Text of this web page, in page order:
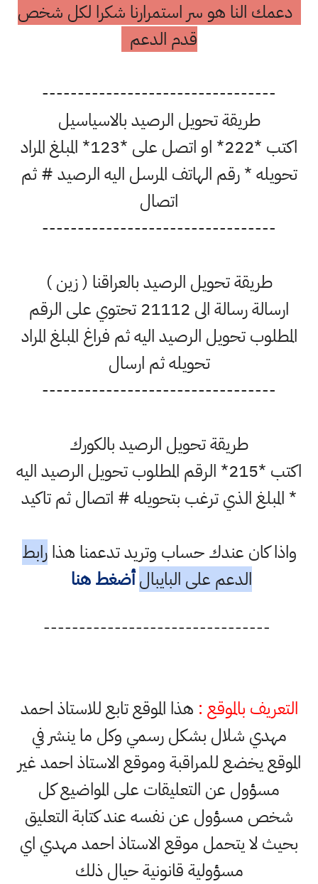
دعمك النا هو سر استمرارنا شكرا لكل شخص
قدم الدعم
---------------------------------
طريقة تحويل الرصيد بالاسياسيل
اكتب *222* او اتصل على *123* المبلغ المراد
تحويله * رقم الهاتف المرسل اليه الرصيد # ثم
اتصال
---------------------------------
طريقة تحويل الرصيد بالعراقنا ( زين )
ارسالة رسالة الى 21112 تحتوي على الرقم
المطلوب تحويل الرصيد اليه ثم فراغ المبلغ المراد
تحويله ثم ارسال
---------------------------------
طريقة تحويل الرصيد بالكورك
اكتب *215* الرقم المطلوب تحويل الرصيد اليه
* المبلغ الذي ترغب بتحويله # اتصال ثم تاكيد
واذا كان عندك حساب وتريد تدعمنا هذارابط
الدعم على البايبال أضغط هنا
--------------------------------
التعريف بالموقع : هذا الموقع تابع للاستاذ احمد
مهدي شلال بشكل رسمي وكل ما ينشر في
الموقع يخضع للمراقبة وموقع الاستاذ احمد غير
مسؤول عن التعليقات على المواضيع كل
شخص مسؤول عن نفسه عند كتابة التعليق
بحيث لا يتحمل موقع الاستاذ احمد مهدي اي
مسؤولية قانونية حيال ذلك